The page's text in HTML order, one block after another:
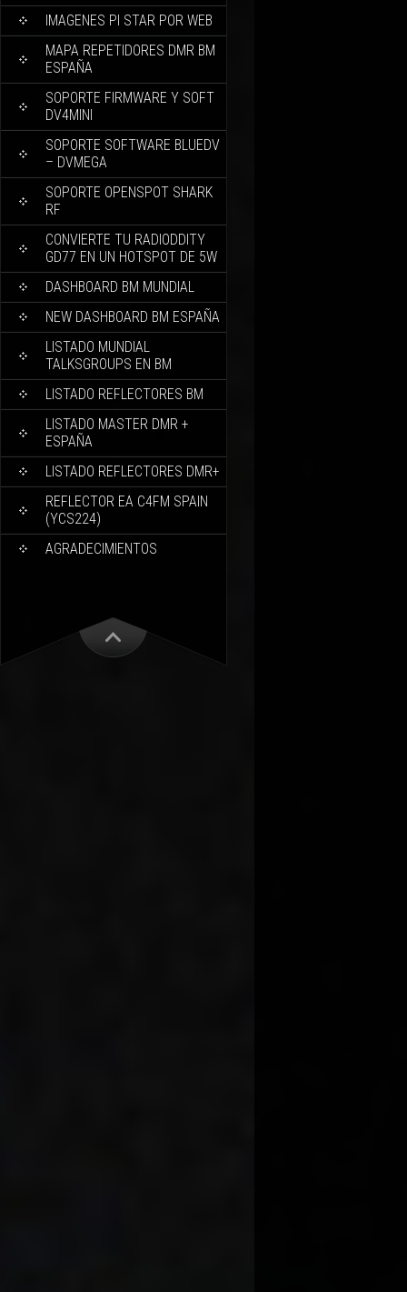
IMAGENES PI STAR POR WEB
MAPA REPETIDORES DMR BM
ESPAÑA
SOPORTE FIRMWARE Y SOFT
DV4MINI
SOPORTE SOFTWARE BLUEDV
– DVMEGA
SOPORTE OPENSPOT SHARK
RF
CONVIERTE TU RADIODDITY
GD77 EN UN HOTSPOT DE 5W
DASHBOARD BM MUNDIAL
NEW DASHBOARD BM ESPAÑA
LISTADO MUNDIAL
TALKSGROUPS EN BM
LISTADO REFLECTORES BM
LISTADO MASTER DMR +
ESPAÑA
LISTADO REFLECTORES DMR+
REFLECTOR EA C4FM SPAIN
(YCS224)
AGRADECIMIENTOS